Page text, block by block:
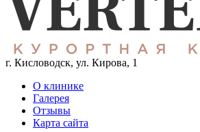
г. Кисловодск, ул. Кирова, 1
О клинике
Галерея
Отзывы
Карта сайта